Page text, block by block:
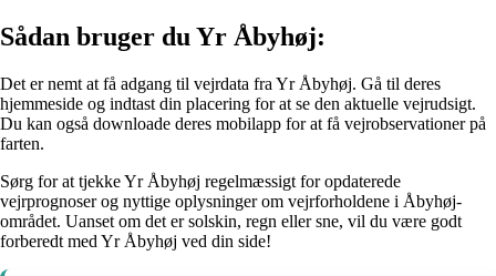
Sådan bruger du Yr Åbyhøj:
Det er nemt at få adgang til vejrdata fra Yr Åbyhøj. Gå til deres
hjemmeside og indtast din placering for at se den aktuelle vejrudsigt.
Du kan også downloade deres mobilapp for at få vejrobservationer på
farten.
Sørg for at tjekke Yr Åbyhøj regelmæssigt for opdaterede
vejrprognoser og nyttige oplysninger om vejrforholdene i Åbyhøj-
området. Uanset om det er solskin, regn eller sne, vil du være godt
forberedt med Yr Åbyhøj ved din side!